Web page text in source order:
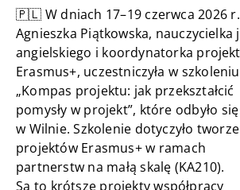
🇵🇱 W dniach 17–19 czerwca 2026
Agnieszka Piątkowska, nauczycielka
angielskiego i koordynatorka
Erasmus+, uczestniczyła w szkoleniu
„Kompas projektu: jak przekształcić
pomysły w projekt”, które odbyło się
w Wilnie. Szkolenie dotyczyło
projektów Erasmus+ w ramach
partnerstw na małą skalę (KA210).
Są to krótsze projekty współpracy